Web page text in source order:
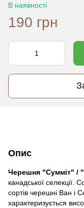
В наявності
190 грн
Опис
Черешня "Сумміт" /
канадської
сортів черешні Ван і
характеризується